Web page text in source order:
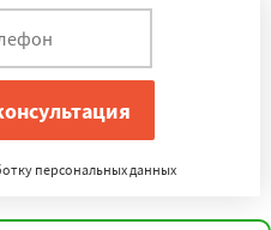
персональных данных